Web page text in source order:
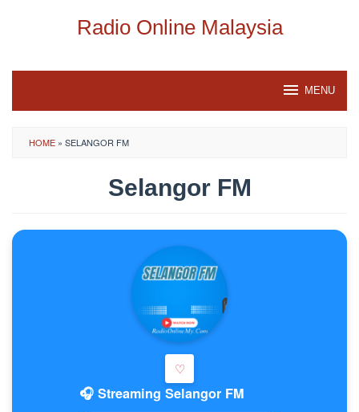
Radio Online Malaysia
MENU
HOME » SELANGOR FM
Selangor FM
♡
🎧 Streaming Selangor FM